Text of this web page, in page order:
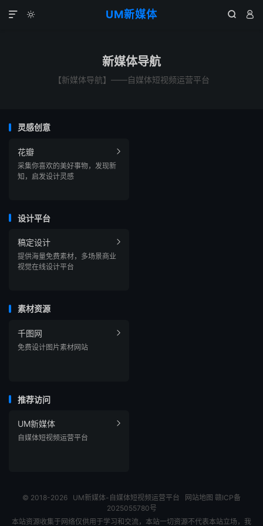
UM新媒体
  

新媒体导航
【新媒体导航】——自媒体短视频运营平台
灵感创意

花瓣
采集你喜欢的美好事物，发现新
知，启发设计灵感
设计平台

稿定设计
提供海量免费素材，多场景商业
视觉在线设计平台
素材资源

千图网
免费设计图片素材网站
推荐访问

UM新媒体
自媒体短视频运营平台
© 2018-2026 UM新媒体-自媒体短视频运营平台 网站地图 赣ICP备
2025055780号
本站资源收集于网络仅供用于学习和交流，本站一切资源不代表本站立场，我